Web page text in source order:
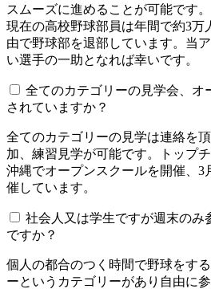
スムーズに進めることが可能です。
現在の高校野球部員は年間で約3万
由で野球部を退部しています。当
い選手の一助となれば幸いです。
全てのカテゴリーの見学会、オ
されていますか？​​​​​
全てのカテゴリーの見学は連絡を
加、練習見学が可能です。トップ
沖縄でオープンスクールを開催、3
催しています。
社会人又は学生ですが週末のみ
ですか？
個人の都合のつく時間で野球をす
ーというカテゴリーがあり自由に